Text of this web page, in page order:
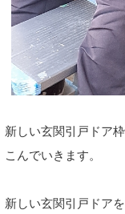
新しい玄関引戸ドア
こんでいきます。
新しい玄関引戸ドア